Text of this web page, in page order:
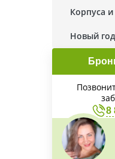
Корпуса
Новый год
8